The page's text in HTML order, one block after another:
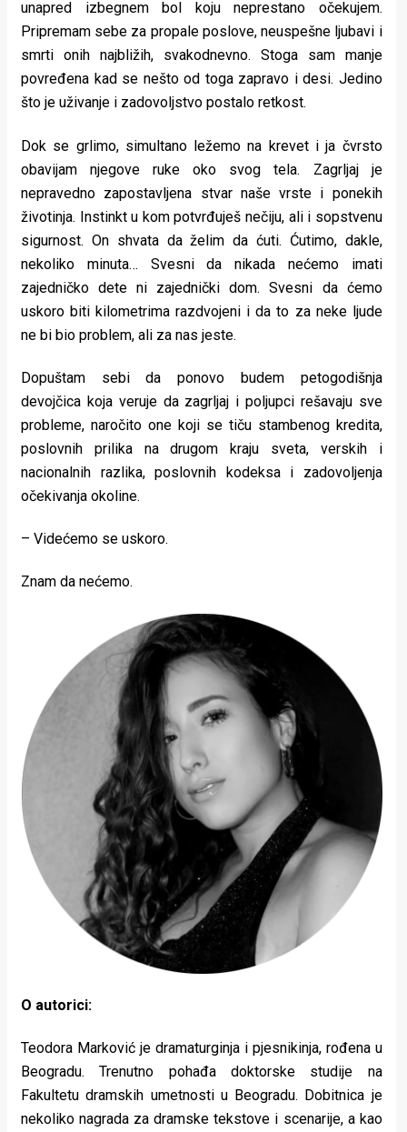
unapred izbegnem bol koju neprestano očekujem.
Pripremam sebe za propale poslove, neuspešne ljubavi i
smrti onih najbližih, svakodnevno. Stoga sam manje
povređena kad se nešto od toga zapravo i desi. Jedino
što je uživanje i zadovoljstvo postalo retkost.
Dok se grlimo, simultano ležemo na krevet i ja čvrsto
obavijam njegove ruke oko svog tela. Zagrljaj je
nepravedno zapostavljena stvar naše vrste i ponekih
životinja. Instinkt u kom potvrđuješ nečiju, ali i sopstvenu
sigurnost. On shvata da želim da ćuti. Ćutimo, dakle,
nekoliko minuta… Svesni da nikada nećemo imati
zajedničko dete ni zajednički dom. Svesni da ćemo
uskoro biti kilometrima razdvojeni i da to za neke ljude
ne bi bio problem, ali za nas jeste.
Dopuštam sebi da ponovo budem petogodišnja
devojčica koja veruje da zagrljaj i poljupci rešavaju sve
probleme, naročito one koji se tiču stambenog kredita,
poslovnih prilika na drugom kraju sveta, verskih i
nacionalnih razlika, poslovnih kodeksa i zadovoljenja
očekivanja okoline.
– Videćemo se uskoro.
Znam da nećemo.
O autorici:
Teodora Marković je dramaturginja i pjesnikinja, rođena u
Beogradu. Trenutno pohađa doktorske studije na
Fakultetu dramskih umetnosti u Beogradu. Dobitnica je
nekoliko nagrada za dramske tekstove i scenarije, a kao